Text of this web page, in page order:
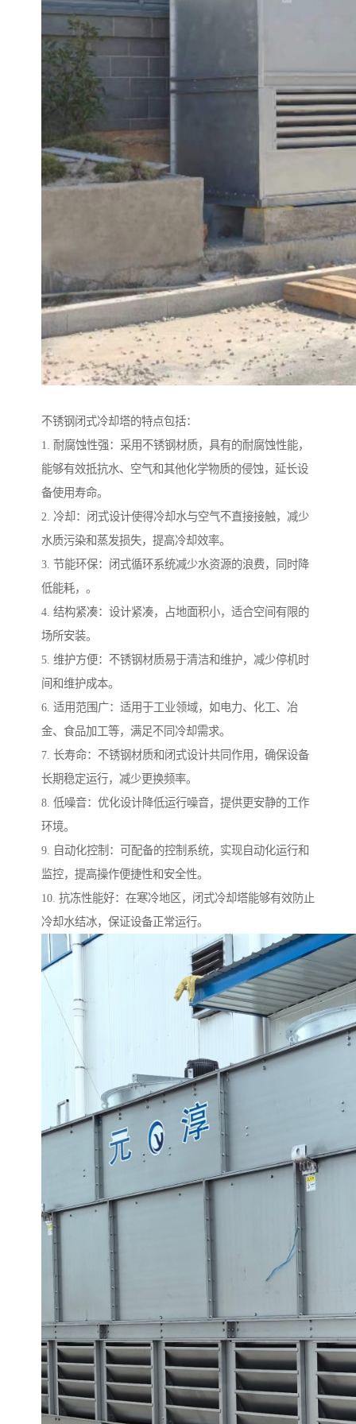
不锈钢闭式冷却塔的特点包括：
1. 耐腐蚀性强：采用不锈钢材质，具有的耐腐蚀性能，
能够有效抵抗水、空气和其他化学物质的侵蚀，延长设
备使用寿命。
2. 冷却：闭式设计使得冷却水与空气不直接接触，减少
水质污染和蒸发损失，提高冷却效率。
3. 节能环保：闭式循环系统减少水资源的浪费，同时降
低能耗，。
4. 结构紧凑：设计紧凑，占地面积小，适合空间有限的
场所安装。
5. 维护方便：不锈钢材质易于清洁和维护，减少停机时
间和维护成本。
6. 适用范围广：适用于工业领域，如电力、化工、冶
金、食品加工等，满足不同冷却需求。
7. 长寿命：不锈钢材质和闭式设计共同作用，确保设备
长期稳定运行，减少更换频率。
8. 低噪音：优化设计降低运行噪音，提供更安静的工作
环境。
9. 自动化控制：可配备的控制系统，实现自动化运行和
监控，提高操作便捷性和安全性。
10. 抗冻性能好：在寒冷地区，闭式冷却塔能够有效防止
冷却水结冰，保证设备正常运行。